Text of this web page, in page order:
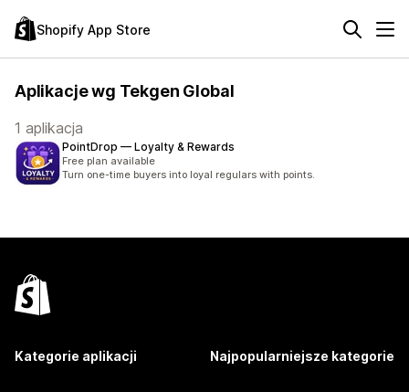
Shopify App Store
Aplikacje wg Tekgen Global
1 aplikacja
PointDrop — Loyalty & Rewards
Free plan available
Turn one-time buyers into loyal regulars with points.
Kategorie aplikacji Najpopularniejsze kategorie